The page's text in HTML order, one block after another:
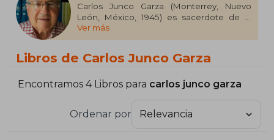
Carlos Junco Garza (Monterrey, Nuevo
León, México, 1945) es sacerdote de la
Arquidiócesis de Monterrey desde 1974.
Obtuvo en Roma las licenciaturas en
(1969) y en Ciencias Bíblicas en el Pontificio
en la Universidad Pontificia de México
2007. Actualmente es el coordinador del
equipo responsable de la traducción Biblia
de la Iglesia en América (BIA), proyecto del
Ver más
Libros de Carlos Junco Garza
Encontramos 4 Libros para carlos junco garza
Ordenar por